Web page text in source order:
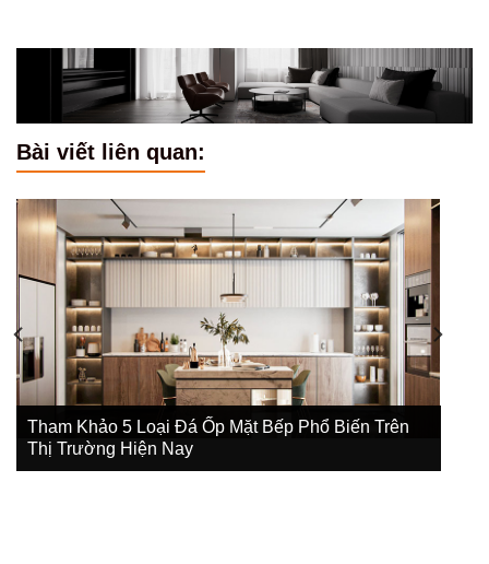
Bài viết liên quan:
Tham Khảo 5 Loại Đá Ốp Mặt Bếp Phổ Biến Trên
Thị Trường Hiện Nay